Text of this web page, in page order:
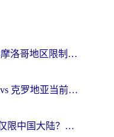
在国外看世界杯法国VS摩洛哥地区限制？这篇指南让你流畅看中文解说无压力
在国外看世界杯英格兰 vs 克罗地亚当前地区不可播放？这篇指南帮你搞定所有海外观赛难题
在海外看央视频世界杯仅限中国大陆？这篇指南帮你解锁中文解说+无卡顿直播